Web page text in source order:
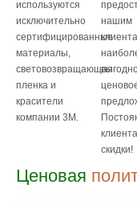
используются
исключительно
сертифицированные
материалы,
световозвращающая
пленка и
красители
компании 3М.
нашим
скидки!
Ценовая